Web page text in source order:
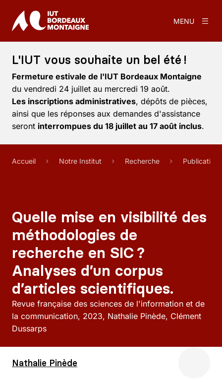
MENU
L'IUT vous souhaite un bel été !
Fermeture estivale de l'IUT Bordeaux Montaigne
du vendredi 24 juillet au mercredi 19 août.
Les inscriptions administratives, dépôts de pièces,
ainsi que les réponses aux demandes d'assistance
seront interrompues du 18 juillet au 17 août inclus.
Accueil Notre Institut Recherche
Quelle mise en visibilité des
méthodologies de
recherche en SIC ?
Analyses d’un corpus
d’articles scientifiques.
Revue française des sciences de l'information et de
la communication 2023 Nathalie Pinède, Clément
Dussarps
Nathalie Pinède